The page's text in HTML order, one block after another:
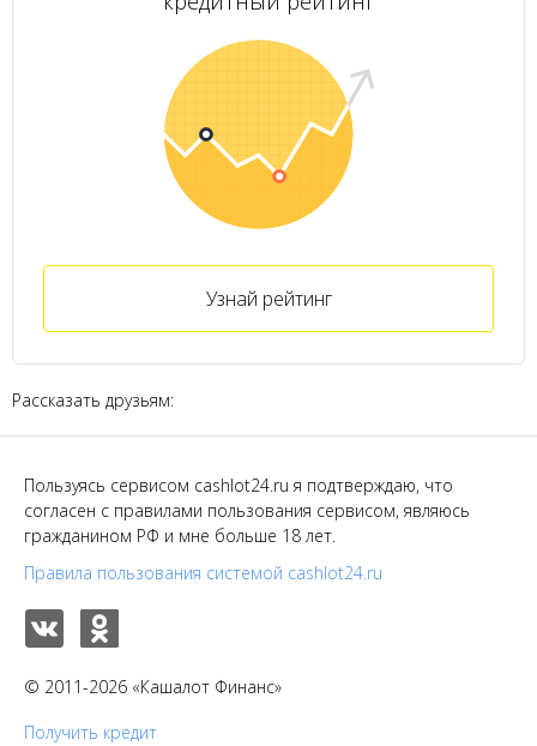
Узнай рейтинг
Рассказать друзьям:
Пользуясь сервисом cashlot24.ru я подтверждаю, что
согласен с правилами пользования сервисом, являюсь
гражданином РФ и мне больше 18 лет.
Правила пользования системой cashlot24.ru
© 2011-2026 «Кашалот Финанс»
Получить кредит